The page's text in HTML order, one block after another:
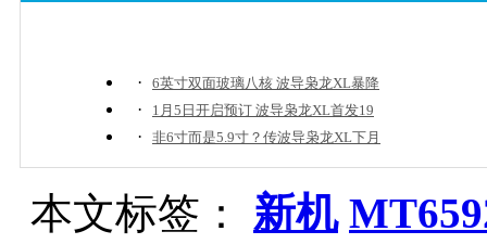
· 6英寸双面玻璃八核 波导枭龙XL暴降
· 1月5日开启预订 波导枭龙XL首发19
· 非6寸而是5.9寸？传波导枭龙XL下月
本文标签： 新机